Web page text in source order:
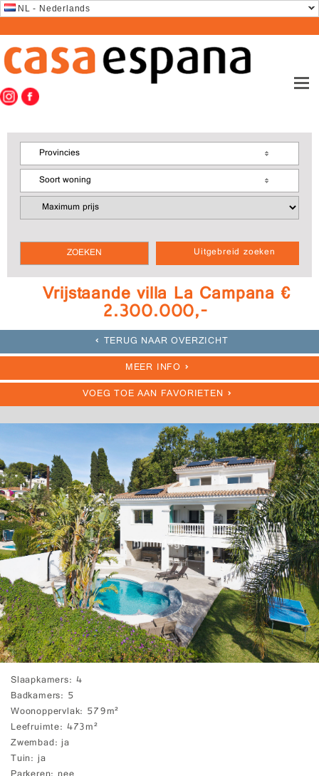
NL - Nederlands
Uitgebreid zoeken
Provincies
Soort woning
Vrijstaande villa La Campana €
2.300.000,-
TERUG NAAR OVERZICHT
MEER INFO
VOEG TOE AAN FAVORIETEN
Slaapkamers 4
Badkamers 5
Woonoppervlak 579m²
Leefruimte 473m²
Zwembad ja
Tuin ja